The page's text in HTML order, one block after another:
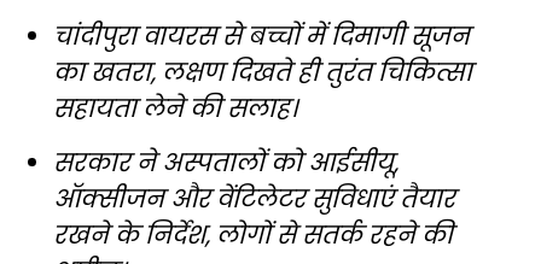
चांदीपुरा वायरस से बच्चों में दिमागी सूजन
का खतरा, लक्षण दिखते ही तुरंत चिकित्सा
सहायता लेने की सलाह।
सरकार ने अस्पतालों को आईसीयू,
ऑक्सीजन और वेंटिलेटर सुविधाएं तैयार
रखने के निर्देश, लोगों से सतर्क रहने की